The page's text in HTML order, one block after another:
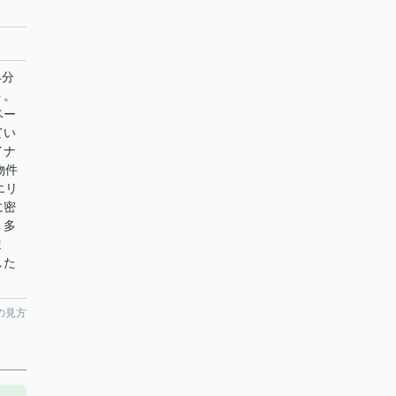
ー
い
ナ
件
リ
密
多
見方